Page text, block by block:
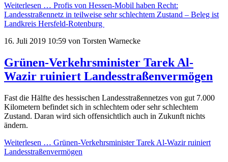
Weiterlesen … Profis von Hessen-Mobil haben Recht:
Landesstraßennetz in teilweise sehr schlechtem Zustand – Beleg ist
Landkreis Hersfeld-Rotenburg
16. Juli 2019 10:59 von Torsten Warnecke
Grünen-Verkehrsminister Tarek Al-
Wazir ruiniert Landesstraßenvermögen
Fast die Hälfte des hessischen Landesstraßennetzes von gut 7.000
Kilometern befindet sich in schlechtem oder sehr schlechtem
Zustand. Daran wird sich offensichtlich auch in Zukunft nichts
ändern.
Weiterlesen … Grünen-Verkehrsminister Tarek Al-Wazir ruiniert
Landesstraßenvermögen